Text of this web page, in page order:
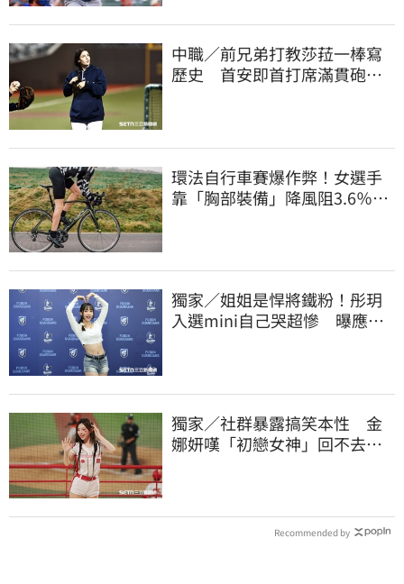
中職／前兄弟打教莎菈一棒寫
歷史 首安即首打席滿貫砲！
環法自行車賽爆作弊！女選手
靠「胸部裝備」降風阻3.6％
獨家／姐姐是悍將鐵粉！彤玥
入選mini自己哭超慘 曝應援
獨家／社群暴露搞笑本性 金
娜妍嘆「初戀女神」回不去！
Recommended by